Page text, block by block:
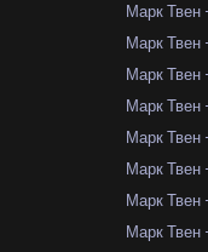
Марк Твен
Марк Твен
Марк Твен
Марк Твен
Марк Твен
Марк Твен
Марк Твен
Марк Твен